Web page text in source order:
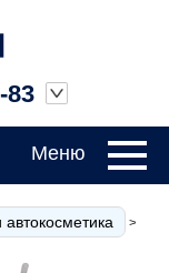
83
Меню
>